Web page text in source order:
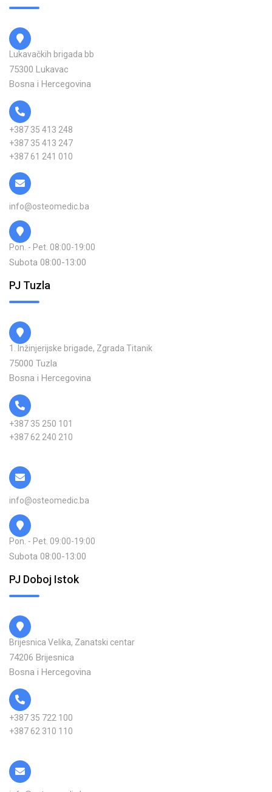
Lukavačkih brigada bb
75300 Lukavac
Bosna i Hercegovina
+387 35 413 248
+387 35 413 247
+387 61 241 010
info@osteomedic.ba
Pon. - Pet. 08:00-19:00
Subota 08:00-13:00
PJ Tuzla
1. Inžinjerijske brigade, Zgrada Titanik
75000 Tuzla
Bosna i Hercegovina
+387 35 250 101
+387 62 240 210
info@osteomedic.ba
Pon. - Pet. 09:00-19:00
Subota 08:00-13:00
PJ Doboj Istok
Brijesnica Velika, Zanatski centar
74206 Brijesnica
Bosna i Hercegovina
+387 35 722 100
+387 62 310 110